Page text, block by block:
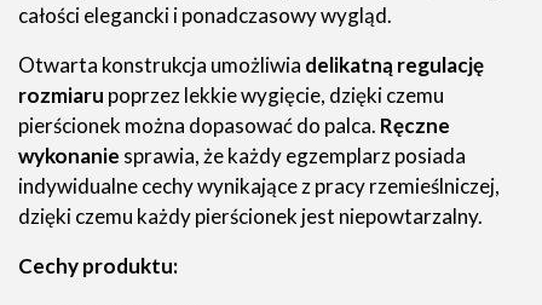
całości elegancki i ponadczasowy wygląd.
Otwarta konstrukcja umożliwia delikatną regulację
rozmiaru poprzez lekkie wygięcie, dzięki czemu
pierścionek można dopasować do palca. Ręczne
wykonanie sprawia, że każdy egzemplarz posiada
indywidualne cechy wynikające z pracy rzemieślniczej,
dzięki czemu każdy pierścionek jest niepowtarzalny.
Cechy produktu: